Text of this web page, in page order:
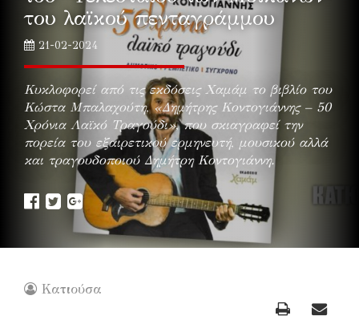
του λαϊκού πενταγράμμου
21-02-2024
Κυκλοφορεί από τις εκδόσεις Χαμάμ το βιβλίο του
Κώστα Μπαλαχούτη, «Δημήτρης Κοντογιάννης – 50
Χρόνια Λαϊκό Τραγούδι», που σκιαγραφεί την
πορεία του εξαιρετικού ερμηνευτή, μουσικού αλλά
και τραγουδοποιού Δημήτρη Κοντογιάννη.
Κατιούσα